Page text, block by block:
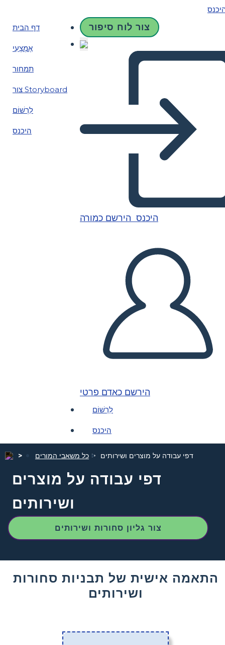
דף הבית
אֶמְצָעִי
תמחור
צור Storyboard
לִרְשׁוֹם
היכנס
צור לוח סיפור
היכנס הירשם כמורה
הירשם כאדם פרטי
לִרְשׁוֹם
היכנס
כל משאבי המורים דפי עבודה על מוצרים ושירותים
דפי עבודה על מוצרים
ושירותים
צור גליון סחורות ושירותים
התאמה אישית של תבניות סחורות
ושירותים